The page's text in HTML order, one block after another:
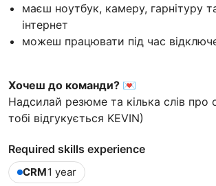
маєш ноутбук, камеру, гарнітуру
інтернет
можеш працювати під час
Хочеш до команди? 💌
Надсилай резюме та кілька слів про
тобі відгукується KEVIN)
Required skills experience
CRM1 year